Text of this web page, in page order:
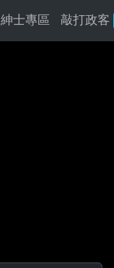
紳士專區 敲打政客